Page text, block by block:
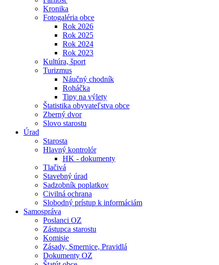
Kronika
Fotogaléria obce
Rok 2026
Rok 2025
Rok 2024
Rok 2023
Kultúra, šport
Turizmus
Náučný chodník
Roháčka
Tipy na výlety
Štatistika obyvateľstva obce
Zberný dvor
Slovo starostu
Úrad
Starosta
Hlavný kontrolór
HK - dokumenty
Tlačivá
Stavebný úrad
Sadzobník poplatkov
Civilná ochrana
Slobodný prístup k informáciám
Samospráva
Poslanci OZ
Zástupca starostu
Komisie
Zásady, Smernice, Pravidlá
Dokumenty OZ